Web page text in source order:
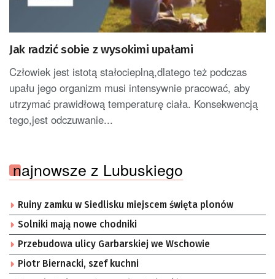
Jak radzić sobie z wysokimi upałami
Człowiek jest istotą stałocieplną,dlatego też podczas
upału jego organizm musi intensywnie pracować, aby
utrzymać prawidłową temperaturę ciała. Konsekwencją
tego,jest odczuwanie...
najnowsze z Lubuskiego
Ruiny zamku w Siedlisku miejscem święta plonów
Solniki mają nowe chodniki
Przebudowa ulicy Garbarskiej we Wschowie
Piotr Biernacki, szef kuchni